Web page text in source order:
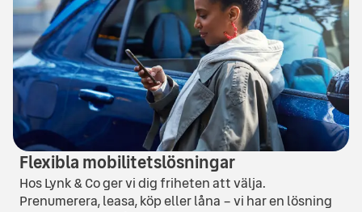
Flexibla mobilitetslösningar
Hos Lynk & Co ger vi dig friheten att välja.
Prenumerera, leasa, köp eller låna – vi har en lösning